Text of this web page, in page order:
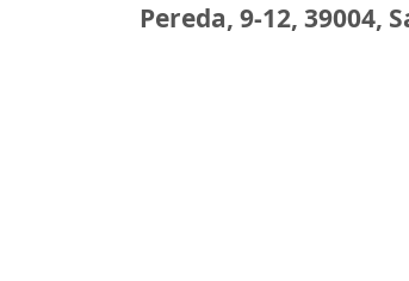
Pereda, 9-12, 39004,